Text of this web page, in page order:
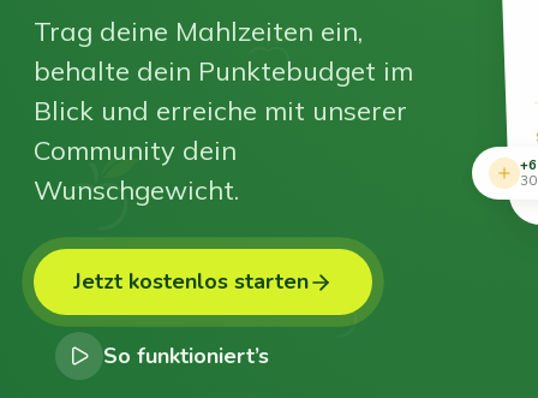
Trag deine Mahlzeiten ein,
behalte dein Punktebudget im
Blick und erreiche mit unserer
Community dein
Wunschgewicht.
Jetzt kostenlos starten
So funktioniert’s